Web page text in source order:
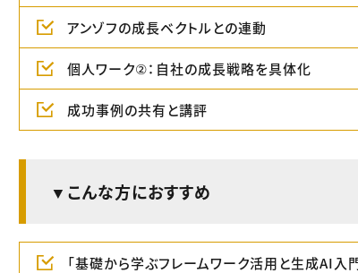
アンゾフの成長ベクトルとの連動
個人ワーク②：自社の成長戦略を具体化
成功事例の共有と講評
▼こんな方におすすめ
「基礎から学ぶフレームワーク活用と生成AI入